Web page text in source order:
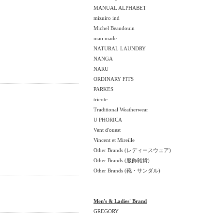
MANUAL ALPHABET
mizuiro ind
Michel Beaudouin
mao made
NATURAL LAUNDRY
NANGA
NARU
ORDINARY FITS
PARKES
tricote
Traditional Weatherwear
U PHORICA
Vent d'ouest
Vincent et Mireille
Other Brands (レディースウェア)
Other Brands (服飾雑貨)
Other Brands (靴・サンダル)
Men's & Ladies' Brand
GREGORY